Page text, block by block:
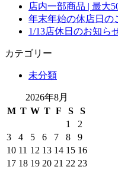
店内一部商品 | 最大
年末年始の休店日の
1/13店休日のお知ら
カテゴリー
未分類
2026年8月
M T W T F S
S
1
2
3
4 5 6 7 8
9
10 11 12 13 14 15 16
17 18 19 20 21 22 23